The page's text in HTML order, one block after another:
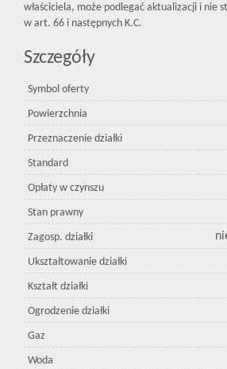
właściciela, może podlegać aktualizacji i nie
w art. 66 i następnych K.C.
Szczegóły
Symbol oferty
Powierzchnia
Przeznaczenie działki
Standard
Opłaty w czynszu
Stan prawny
Zagosp. działki
Ukształtowanie działki
Kształt działki
Ogrodzenie działki
Gaz
Woda